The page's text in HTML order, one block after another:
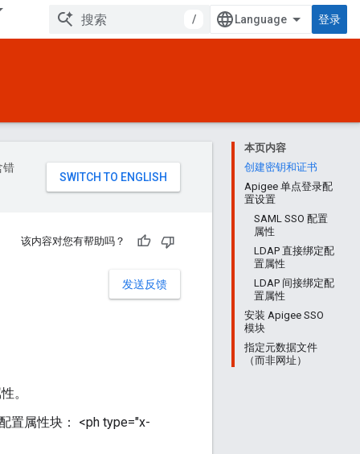
/ 登录
本页内容
创建密钥和证书
Apigee 单点登录配
置设置
SAML SSO 配置
属性
LDAP 直接绑定配
置属性
LDAP 间接绑定配
置属性
安装 Apigee SSO
模块
指定元数据文件
（而非网址）
错
该内容对您有帮助吗？
发送反馈
。
置属性块： <ph type="x-